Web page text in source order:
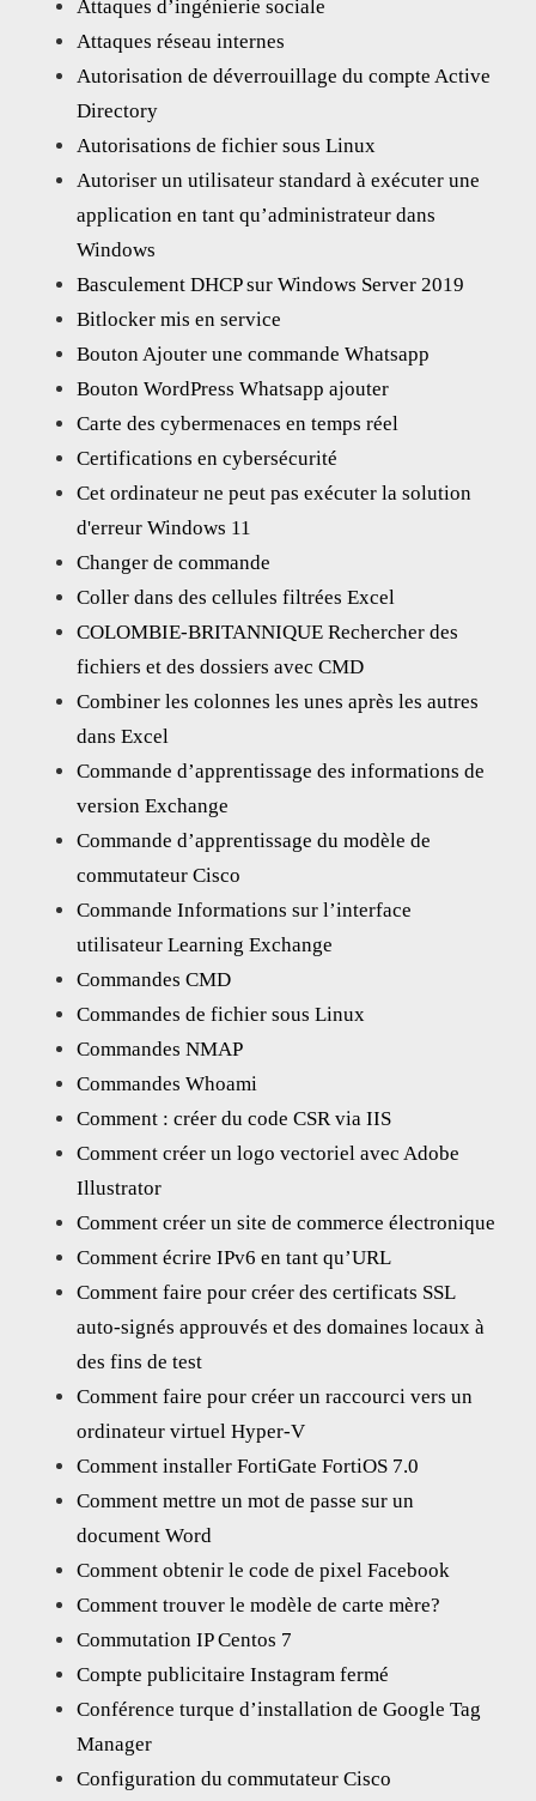
Attaques d’ingénierie sociale
Attaques réseau internes
Autorisation de déverrouillage du compte Active
Directory
Autorisations de fichier sous Linux
Autoriser un utilisateur standard à exécuter une
application en tant qu’administrateur dans
Windows
Basculement DHCP sur Windows Server 2019
Bitlocker mis en service
Bouton Ajouter une commande Whatsapp
Bouton WordPress Whatsapp ajouter
Carte des cybermenaces en temps réel
Certifications en cybersécurité
Cet ordinateur ne peut pas exécuter la solution
d'erreur Windows 11
Changer de commande
Coller dans des cellules filtrées Excel
COLOMBIE-BRITANNIQUE Rechercher des
fichiers et des dossiers avec CMD
Combiner les colonnes les unes après les autres
dans Excel
Commande d’apprentissage des informations de
version Exchange
Commande d’apprentissage du modèle de
commutateur Cisco
Commande Informations sur l’interface
utilisateur Learning Exchange
Commandes CMD
Commandes de fichier sous Linux
Commandes NMAP
Commandes Whoami
Comment : créer du code CSR via IIS
Comment créer un logo vectoriel avec Adobe
Illustrator
Comment créer un site de commerce électronique
Comment écrire IPv6 en tant qu’URL
Comment faire pour créer des certificats SSL
auto-signés approuvés et des domaines locaux à
des fins de test
Comment faire pour créer un raccourci vers un
ordinateur virtuel Hyper-V
Comment installer FortiGate FortiOS 7.0
Comment mettre un mot de passe sur un
document Word
Comment obtenir le code de pixel Facebook
Comment trouver le modèle de carte mère?
Commutation IP Centos 7
Compte publicitaire Instagram fermé
Conférence turque d’installation de Google Tag
Manager
Configuration du commutateur Cisco